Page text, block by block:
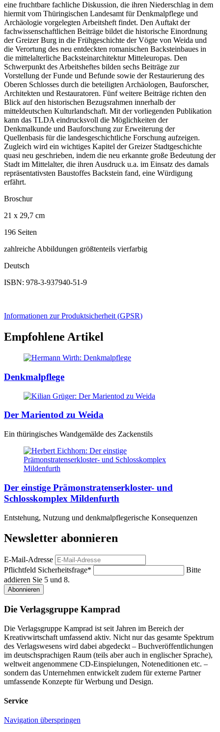
eine fruchtbare fachliche Diskussion, die ihren Niederschlag in dem
hiermit vom Thüringischen Landesamt für Denkmalpflege und
Archäologie vorgelegten Arbeitsheft findet. Den Auftakt der
fachwissenschaftlichen Beiträge bildet die historische Einordnung
der Greizer Burg in die Frühgeschichte der Vögte von Weida und
die Verortung des neu entdeckten romanischen Backsteinbaues in
die mittelalterliche Backsteinarchitektur Mitteleuropas. Den
Schwerpunkt des Arbeitsheftes bilden sechs Beiträge zur
Vorstellung der Funde und Befunde sowie der Restaurierung des
Oberen Schlosses durch die beteiligten Archäologen, Bauforscher,
Architekten und Restauratoren. Fünf weitere Beiträge richten den
Blick auf den historischen Bezugsrahmen innerhalb der
mitteldeutschen Kulturlandschaft. Mit der vorliegenden Publikation
kann das TLDA eindrucksvoll die Möglichkeiten der
Denkmalkunde und Bauforschung zur Erweiterung der
Quellenbasis für die landesgeschichtliche Forschung aufzeigen.
Zugleich wird ein wichtiges Kapitel der Greizer Stadtgeschichte
quasi neu geschrieben, indem die neu erkannte große Bedeutung der
Stadt im Mittelalter, die ihren Ausdruck u.a. im Einsatz des damals
repräsentativsten Baustoffes Backstein fand, eine Würdigung
erfährt.
Broschur
21 x 29,7 cm
196 Seiten
zahlreiche Abbildungen größtenteils vierfarbig
Deutsch
ISBN: 978-3-937940-51-9
Informationen zur Produktsicherheit (GPSR)
Empfohlene Artikel
Denkmalpflege
Der Marientod zu Weida
Ein thüringisches Wandgemälde des Zackenstils
Der einstige Prämonstratenserkloster- und
Schlosskomplex Mildenfurth
Entstehung, Nutzung und denkmalpflegerische Konsequenzen
Newsletter abonnieren
E-Mail-Adresse
Pflichtfeld Sicherheitsfrage*
Bitte
addieren Sie 5 und 8.
Abonnieren
Die Verlagsgruppe Kamprad
Die Verlagsgruppe Kamprad ist seit Jahren im Bereich der
Kreativwirtschaft umfassend aktiv. Nicht nur das gesamte Spektrum
des Verlagswesens wird dabei abgedeckt – Buchveröffentlichungen
im deutschsprachigen Raum (teils aber auch in englischer Sprache),
weltweit angenommene CD-Einspielungen, Noteneditionen etc. –
sondern das Unternehmen entwickelt zudem für externe Partner
umfassende Konzepte für Werbung und Design.
Service
Navigation überspringen